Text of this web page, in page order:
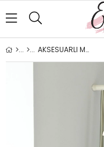
AKSESUARLI MİDİ ELBİSE